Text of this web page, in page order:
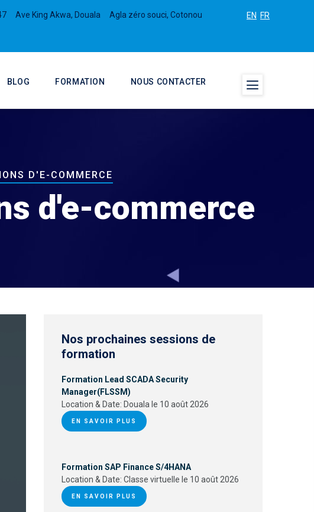
Ave King Akwa, Douala Agla zéro souci, Cotonou EN FR
BLOG FORMATION NOUS CONTACTER
D'E-COMMERCE
d'e-commerce
Nos prochaines sessions de
formation
Formation Lead SCADA Security
Manager(FLSSM)
Location & Date: Douala le 10 août 2026
EN SAVOIR PLUS
Formation SAP Finance S/4HANA
Location & Date: Classe virtuelle le 10 août 2026
EN SAVOIR PLUS